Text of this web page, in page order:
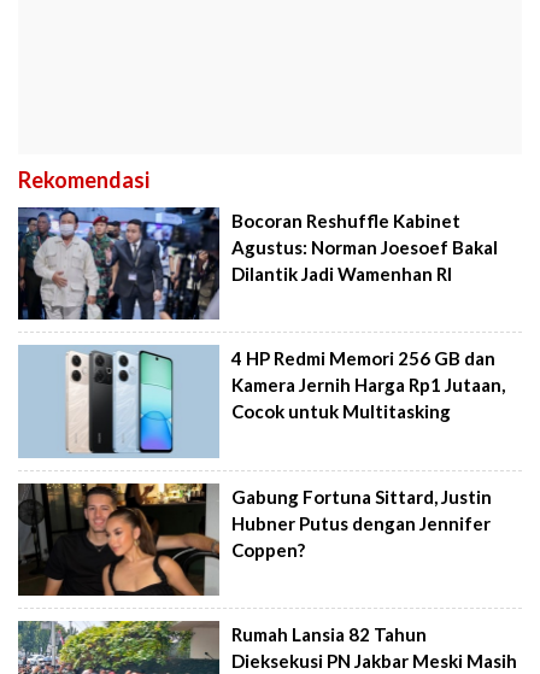
Rekomendasi
Bocoran Reshuffle Kabinet
Agustus: Norman Joesoef Bakal
Dilantik Jadi Wamenhan RI
4 HP Redmi Memori 256 GB dan
Kamera Jernih Harga Rp1 Jutaan,
Cocok untuk Multitasking
Gabung Fortuna Sittard, Justin
Hubner Putus dengan Jennifer
Coppen?
Rumah Lansia 82 Tahun
Dieksekusi PN Jakbar Meski Masih